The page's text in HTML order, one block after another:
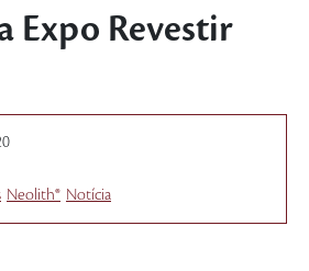
Expo Revestir
Neolith® Notícia